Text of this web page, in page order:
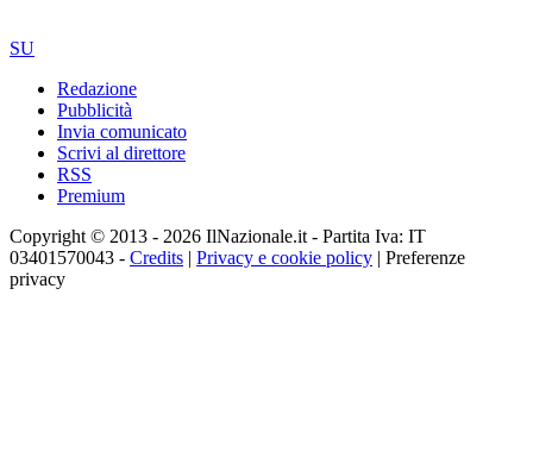
SU
Redazione
Pubblicità
Invia comunicato
Scrivi al direttore
RSS
Premium
Copyright © 2013 - 2026 IlNazionale.it - Partita Iva: IT
03401570043 - Credits | Privacy e cookie policy | Preferenze
privacy